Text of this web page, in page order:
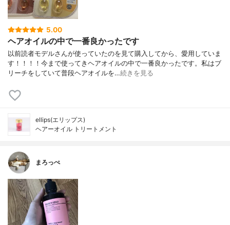
5.00
ヘアオイルの中で一番良かったです
以前読者モデルさんが使っていたのを見て購入してから、愛用していま
す！！！！今まで使ってきヘアオイルの中で一番良かったです。私はブ
リーチをしていて普段ヘアオイルを…続きを見る
ellips(エリップス)
ヘアーオイル トリートメント
まろっぺ